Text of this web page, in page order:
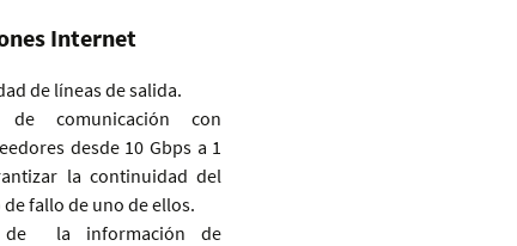
Internet
de líneas de salida.
de comunicación con
desde 10 Gbps a 1
la continuidad del
fallo de uno de ellos.
de la información de